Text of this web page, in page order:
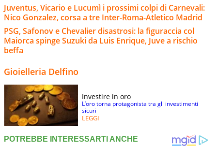
Juventus, Vicario e Lucumì i prossimi colpi di Carnevali:
Nico Gonzalez, corsa a tre Inter-Roma-Atletico Madrid
PSG, Safonov e Chevalier disastrosi: la figuraccia col
Maiorca spinge Suzuki da Luis Enrique, Juve a rischio
beffa
Gioielleria Delfino
Investire in oro
L’oro torna protagonista tra gli investimenti
sicuri
LEGGI